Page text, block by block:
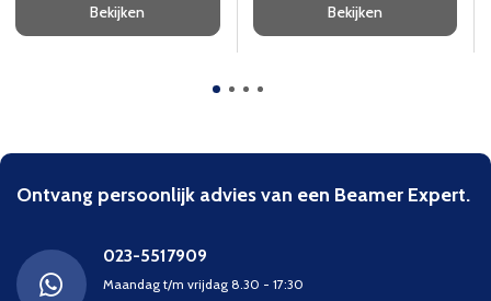
Bekijken Bekijken
Ontvang persoonlijk advies van een Beamer Expert.
023-5517909
Maandag t/m vrijdag 8.30 - 17:30